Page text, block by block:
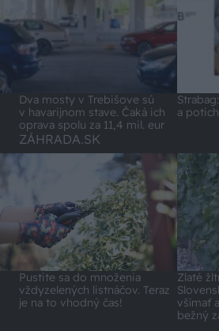
Dva mosty v Trebišove sú
v havarijnom stave. Čaká ich
oprava spolu za 11,4 mil. eur
a
ZÁHRADA.SK
Pustite sa do množenia
vždyzelených listnáčov. Teraz
je na to vhodný čas!
Zlaté
všímať
bežný